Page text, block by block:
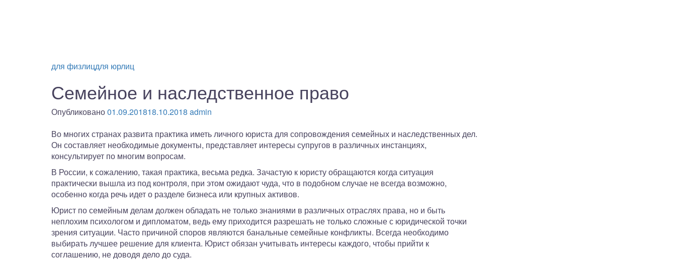
для физлицдля юрлиц
Семейное и наследственное право
Опубликовано01.09.201818.10.2018 admin
Во многих странах развита практика иметь личного юриста для сопровождения семейных и наследственных дел.
Он составляет необходимые документы, представляет интересы супругов в различных инстанциях,
консультирует по многим вопросам.
В России, к сожалению, такая практика, весьма редка. Зачастую к юристу обращаются когда ситуация
практически вышла из под контроля, при этом ожидают чуда, что в подобном случае не всегда возможно,
особенно когда речь идет о разделе бизнеса или крупных активов.
Юрист по семейным делам должен обладать не только знаниями в различных отраслях права, но и быть
неплохим психологом и дипломатом, ведь ему приходится разрешать не только сложные с юридической точки
зрения ситуации. Часто причиной споров являются банальные семейные конфликты. Всегда необходимо
выбирать лучшее решение для клиента. Юрист обязан учитывать интересы каждого, чтобы прийти к
соглашению, не доводя дело до суда.